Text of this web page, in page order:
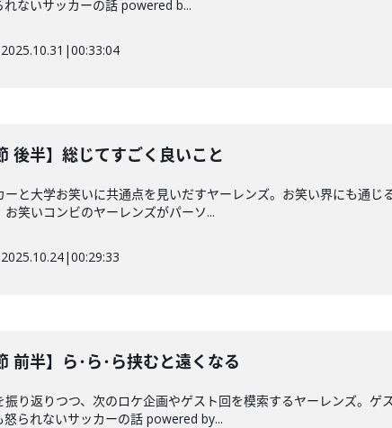
れないサッカーの話 powered b...
2025.10.31 |00:33:04
後半】総じてすごく良いこと
ーと大学お笑いに共通点を見いだすヤーレンズ。お笑い界にも通
お笑いコンビのヤーレンズがパーソ...
2025.10.24|00:29:33
前半】ら･ら･ら挟むと遠くなる
振り返りつつ、次のロケ企画やゲスト回を模索するヤーレンズ。
怒られないサッカーの話 powered by...